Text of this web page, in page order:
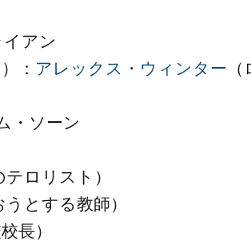
アン
： アレックス・ウィンター
・ソーン
テロリスト）
とする教師）
長）